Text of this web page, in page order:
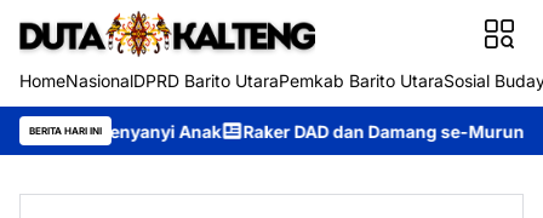
HomeNasionalDPRD Barito UtaraPemkab Barito UtaraSosial
BERITA HARI INI
Anak Raker DAD dan Damang se-Murung Raya 2026,